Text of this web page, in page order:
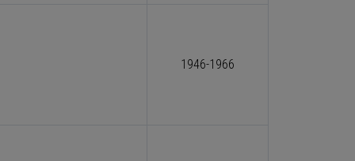
1946-1966